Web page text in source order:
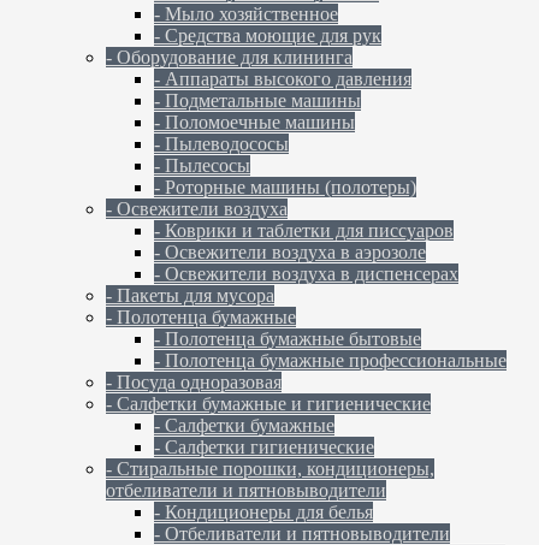
- Мыло хозяйственное
- Средства моющие для рук
- Оборудование для клининга
- Аппараты высокого давления
- Подметальные машины
- Поломоечные машины
- Пылеводососы
- Пылесосы
- Роторные машины (полотеры)
- Освежители воздуха
- Коврики и таблетки для писсуаров
- Освежители воздуха в аэрозоле
- Освежители воздуха в диспенсерах
- Пакеты для мусора
- Полотенца бумажные
- Полотенца бумажные бытовые
- Полотенца бумажные профессиональные
- Посуда одноразовая
- Салфетки бумажные и гигиенические
- Салфетки бумажные
- Салфетки гигиенические
- Стиральные порошки, кондиционеры,
отбеливатели и пятновыводители
- Кондиционеры для белья
- Отбеливатели и пятновыводители